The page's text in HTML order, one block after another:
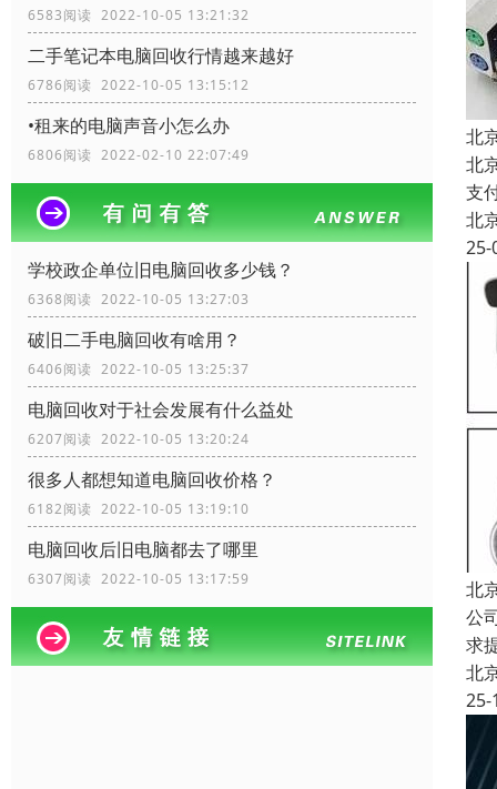
6583阅读 2022-10-05 13:21:32
二手笔记本电脑回收行情越来越好
6786阅读 2022-10-05 13:15:12
•租来的电脑声音小怎么办
6806阅读 2022-02-10 22:07:49
学校政企单位旧电脑回收多少钱？
6368阅读 2022-10-05 13:27:03
破旧二手电脑回收有啥用？
6406阅读 2022-10-05 13:25:37
电脑回收对于社会发展有什么益处
6207阅读 2022-10-05 13:20:24
很多人都想知道电脑回收价格？
6182阅读 2022-10-05 13:19:10
电脑回收后旧电脑都去了哪里
6307阅读 2022-10-05 13:17:59
北
北
支
北
25-
北
公
求
北
25-